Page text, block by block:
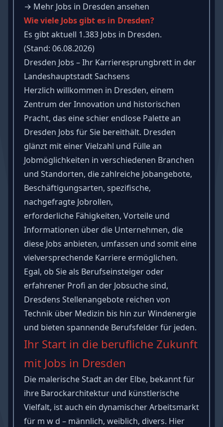
→ Mehr Jobs in Dresden ansehen
Wie viele Jobs gibt es in Dresden?
Es gibt aktuell 1.383 Jobs in Dresden.
(Stand: 06.08.2026)
Dresden Jobs – Ihr Karrieresprungbrett in der
Landeshauptstadt Sachsens
Herzlich willkommen in Dresden, einem
Zentrum der Innovation und historischen
Pracht, das eine schier endlose Palette an
Dresden Jobs für Sie bereithält. Dresden
glänzt mit einer Vielzahl und Fülle an
Jobmöglichkeiten in verschiedenen Branchen
und Standorten, die zahlreiche Jobangebote,
Beschäftigungsarten, spezifische,
nachgefragte Jobrollen,
erforderliche Fähigkeiten, Vorteile und
Informationen über die Unternehmen, die
diese Jobs anbieten, umfassen und somit eine
vielversprechende Karriere ermöglichen.
Egal, ob Sie als Berufseinsteiger oder
erfahrener Profi an der Jobsuche sind,
Dresdens Stellenangebote reichen von
Technik über Medizin bis hin zur Windenergie
und bieten spannende Berufsfelder für jeden.
Ihr Start in die berufliche Zukunft
mit Jobs in Dresden
Die malerische Stadt an der Elbe, bekannt für
ihre Barockarchitektur und künstlerische
Vielfalt, ist auch ein dynamischer Arbeitsmarkt
für m w d – männlich, weiblich, divers. Hier